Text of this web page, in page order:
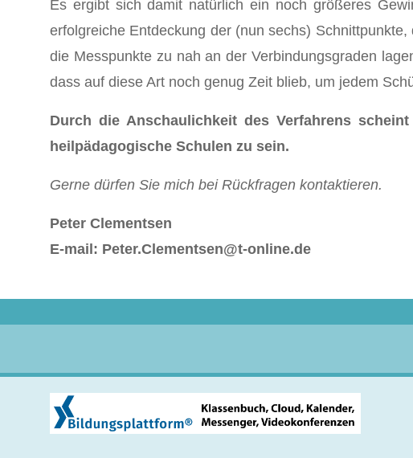
Es ergibt sich damit natürlich ein noch größeres
erfolgreiche Entdeckung der (nun sechs)
die Messpunkte zu nah an der Verbindungsgraden
dass auf diese Art noch genug Zeit blieb, um jedem
Durch die Anschaulichkeit des Verfahrens
heilpädagogische Schulen zu sein.
Gerne dürfen Sie mich bei Rückfragen kontaktieren.
Peter Clementsen
E-mail: Peter.Clementsen@t-online.de